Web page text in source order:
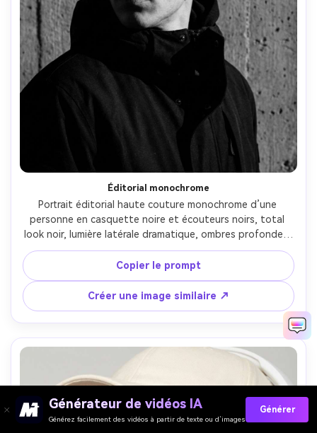
Éditorial monochrome
Portrait éditorial haute couture monochrome d’une
personne en casquette noire et écouteurs noirs, total
look noir, lumière latérale dramatique, ombres profondes,
fond texturé, prise Hasselblad X2D 100C 80mm, cadrage
serré, ultra réaliste, contraste noir et blanc, qualité
magazine --ar 4:5
Copier le prompt
Créer une image similaire ↗
Générateur de vidéos IA
Générez facilement des vidéos à partir de texte ou d’images
Générer